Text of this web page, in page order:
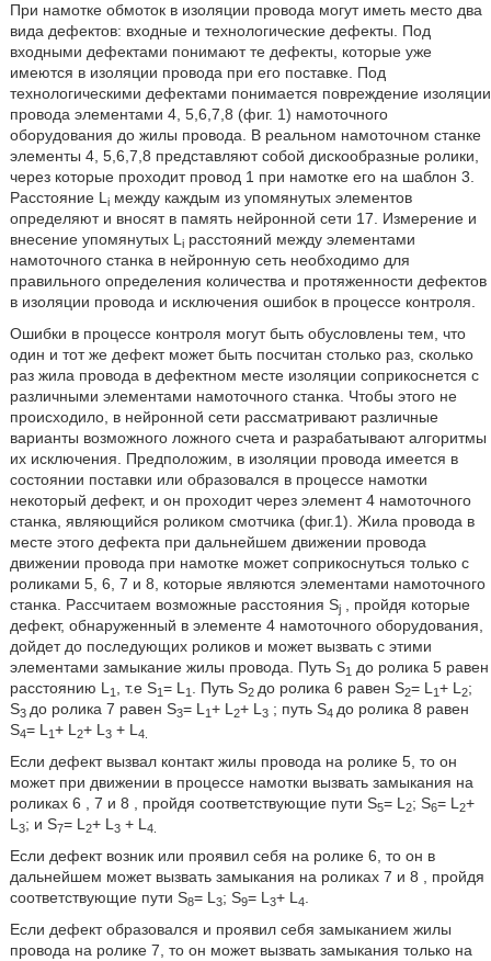
При намотке обмоток в изоляции провода могут иметь место два
вида дефектов: входные и технологические дефекты. Под
входными дефектами понимают те дефекты, которые уже
имеются в изоляции провода при его поставке. Под
технологическими дефектами понимается повреждение изоляции
провода элементами 4, 5,6,7,8 (фиг. 1) намоточного
оборудования до жилы провода. В реальном намоточном станке
элементы 4, 5,6,7,8 представляют собой дискообразные ролики,
через которые проходит провод 1 при намотке его на шаблон 3.
Расстояние Liмежду каждым из упомянутых элементов
определяют и вносят в память нейронной сети 17. Измерение и
внесение упомянутых Liрасстояний между элементами
намоточного станка в нейронную сеть необходимо для
правильного определения количества и протяженности дефектов
в изоляции провода и исключения ошибок в процессе контроля.
Ошибки в процессе контроля могут быть обусловлены тем, что
один и тот же дефект может быть посчитан столько раз, сколько
раз жила провода в дефектном месте изоляции соприкоснется с
различными элементами намоточного станка. Чтобы этого не
происходило, в нейронной сети рассматривают различные
варианты возможного ложного счета и разрабатывают алгоритмы
их исключения. Предположим, в изоляции провода имеется в
состоянии поставки или образовался в процессе намотки
некоторый дефект, и он проходит через элемент 4 намоточного
станка, являющийся роликом смотчика (фиг.1). Жила провода в
месте этого дефекта при дальнейшем движении провода
движении провода при намотке может соприкоснуться только с
роликами 5, 6, 7 и 8, которые являются элементами намоточного
станка. Рассчитаем возможные расстояния Sj, пройдя которые
дефект, обнаруженный в элементе 4 намоточного оборудования,
дойдет до последующих роликов и может вызвать с этими
элементами замыкание жилы провода. Путь S1 до ролика 5 равен
расстоянию L1 , т.е S1= L1 . Путь S2 до ролика 6 равен S2= L1+ L2;
S3 до ролика 7 равен S3= L1+ L2+ L3; путь S4 до ролика 8 равен
S4= L1+ L2+ L3+ L4.
Если дефект вызвал контакт жилы провода на ролике 5, то он
может при движении в процессе намотки вызвать замыкания на
роликах 6 , 7 и 8 , пройдя соответствующие пути S5= L2; S6= L2+
L3; и S7= L2+ L3+ L4.
Если дефект возник или проявил себя на ролике 6, то он в
дальнейшем может вызвать замыкания на роликах 7 и 8 , пройдя
соответствующие пути S8= L3; S9= L3+ L4.
Если дефект образовался и проявил себя замыканием жилы
провода на ролике 7, то он может вызвать замыкания только на